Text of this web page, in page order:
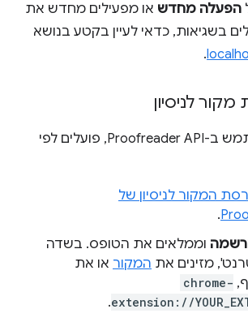
מחדשאו מפעילים מחדש את
.
לניסיון
כדי להתחיל להשתמש ב-Proofreader API, פועלים לפי
המקור לניסיון של
.
וממלאים את הטופס. בשדה
מזינים אתהמקוראו את
extension://
.